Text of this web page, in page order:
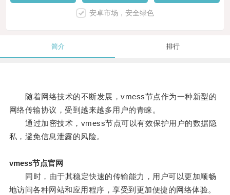
安卓市场，安全绿色
简介 排行
随着网络技术的不断发展，vmess节点作为一种新型的
网络传输协议，受到越来越多用户的青睐。
通过加密技术，vmess节点可以有效保护用户的数据隐
私，避免信息泄露的风险。
vmess节点官网
同时，由于其稳定快速的传输能力，用户可以更加顺畅
地访问各种网站和应用程序，享受到更加便捷的网络体验。